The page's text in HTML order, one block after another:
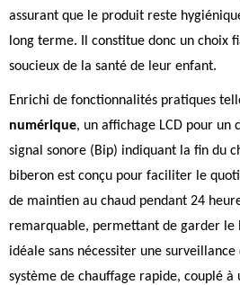
assurant que le produit reste
long terme. Il constitue donc un choix
soucieux de la santé de leur enfant.
Enrichi de fonctionnalités pratiques
numérique, un affichage LCD pour un
signal sonore (Bip) indiquant la fin du
biberon est conçu pour faciliter le
de maintien au chaud pendant 24
remarquable, permettant de garder
idéale sans nécessiter une surveillance
système de chauffage rapide, couplé à